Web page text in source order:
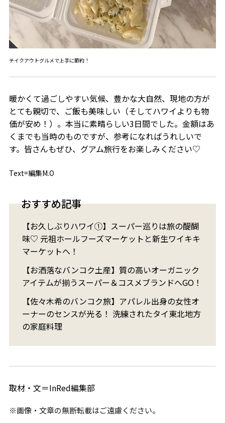
テイクアウトグルメで上手に節約！
暖かくて過ごしやすい気候、豊かな大自然、現地の方が
とても親切で、ご飯も美味しい（そしてハワイよりも物
価が安め！）。本当に素晴らしい3日間でした。金額はあ
くまでも当時のものですが、参考になればうれしいで
す。皆さんもぜひ、グアム旅行をお楽しみください♡
Text=編集M.O
おすすめ記事
【お久しぶりハワイ①】スーパー巡りは旅の醍醐
味♡ 元祖ホールフーズマーケットと新生ワイキキ
マーケットへ！
【お洒落なバンコク土産】質の高いオーガニック
アイテムが揃うスーパー＆コスメブランドへGO！
【佐々木希のバンコク旅】アパレル出身の女性オ
ーナーのセンスが光る！ 洗練されたタイ東北地方
の家庭料理
取材・文＝InRed編集部
※画像・文章の無断転載はご遠慮ください。